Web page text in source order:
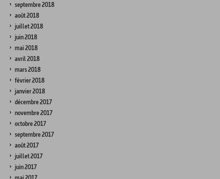
septembre 2018
août 2018
juillet 2018
juin 2018
mai 2018
avril 2018
mars 2018
février 2018
janvier 2018
décembre 2017
novembre 2017
octobre 2017
septembre 2017
août 2017
juillet 2017
juin 2017